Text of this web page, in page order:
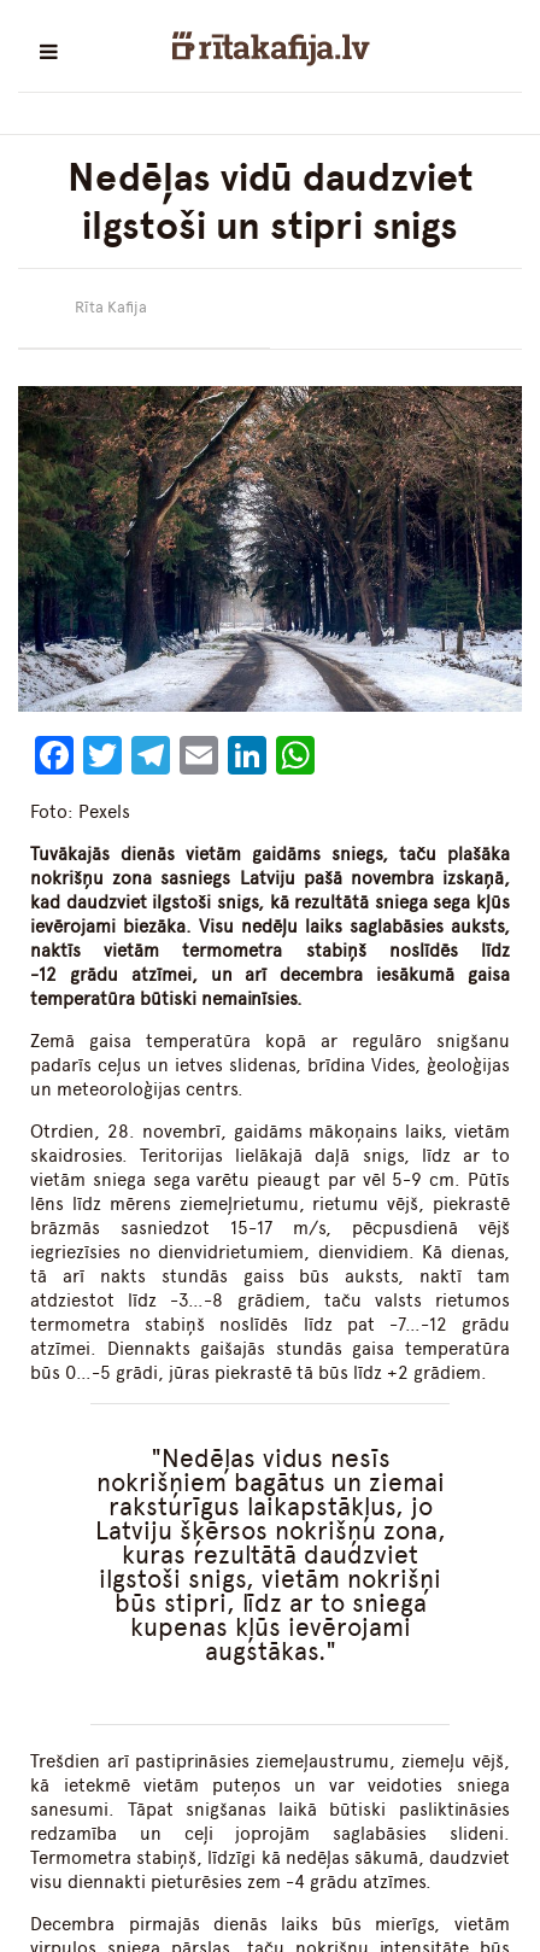
Nedēļas vidū daudzviet
ilgstoši un stipri snigs
Rīta Kafija
Facebook
Twitter
Telegram
EmailLinkedIn
Foto: Pexels
Tuvākajās dienās vietām gaidāms sniegs, taču plašāka
nokrišņu zona sasniegs Latviju pašā novembra izskaņā,
kad daudzviet ilgstoši snigs, kā rezultātā sniega sega kļūs
ievērojami biezāka. Visu nedēļu laiks saglabāsies auksts,
naktīs vietām termometra stabiņš noslīdēs līdz
-12 grādu atzīmei, un arī decembra iesākumā gaisa
temperatūra būtiski nemainīsies.
Zemā gaisa temperatūra kopā ar regulāro snigšanu
padarīs ceļus un ietves slidenas, brīdina Vides, ģeoloģijas
un meteoroloģijas centrs.
Otrdien, 28. novembrī, gaidāms mākoņains laiks, vietām
skaidrosies. Teritorijas lielākajā daļā snigs, līdz ar to
vietām sniega sega varētu pieaugt par vēl 5-9 cm. Pūtīs
lēns līdz mērens ziemeļrietumu, rietumu vējš, piekrastē
brāzmās sasniedzot 15-17 m/s, pēcpusdienā vējš
iegriezīsies no dienvidrietumiem, dienvidiem. Kā dienas,
tā arī nakts stundās gaiss būs auksts, naktī tam
atdziestot līdz -3…-8 grādiem, taču valsts rietumos
termometra stabiņš noslīdēs līdz pat -7…-12 grādu
atzīmei. Diennakts gaišajās stundās gaisa temperatūra
būs 0…-5 grādi, jūras piekrastē tā būs līdz +2 grādiem.
Nedēļas vidus nesīs
nokrišņiem bagātus un ziemai
raksturīgus laikapstākļus, jo
Latviju šķērsos nokrišņu zona,
kuras rezultātā daudzviet
ilgstoši snigs, vietām nokrišņi
būs stipri, līdz ar to sniega
kupenas kļūs ievērojami
augstākas.
Trešdien arī pastiprināsies ziemeļaustrumu, ziemeļu vējš,
kā ietekmē vietām puteņos un var veidoties sniega
sanesumi. Tāpat snigšanas laikā būtiski pasliktināsies
redzamība un ceļi joprojām saglabāsies slideni.
Termometra stabiņš, līdzīgi kā nedēļas sākumā, daudzviet
visu diennakti pieturēsies zem -4 grādu atzīmes.
Decembra pirmajās dienās laiks būs mierīgs, vietām